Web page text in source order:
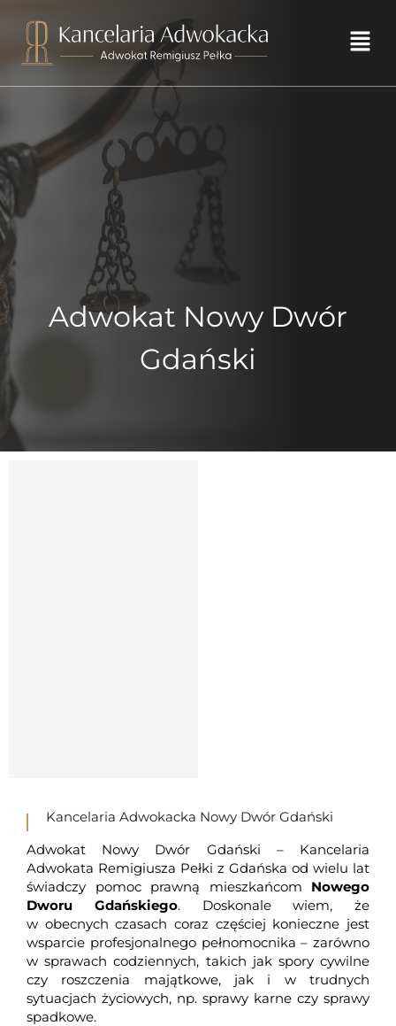
treści
Adwokat Nowy Dwór
Gdański
Kancelaria Adwokacka Nowy Dwór Gdański
Adwokat Nowy Dwór Gdański – Kancelaria
Adwokata Remigiusza Pełki z Gdańska od wielu lat
świadczy pomoc prawną mieszkańcom Nowego
Dworu Gdańskiego. Doskonale wiem, że
w obecnych czasach coraz częściej konieczne jest
wsparcie profesjonalnego pełnomocnika – zarówno
w sprawach codziennych, takich jak spory cywilne
czy roszczenia majątkowe, jak i w trudnych
sytuacjach życiowych, np. sprawy karne czy sprawy
spadkowe.